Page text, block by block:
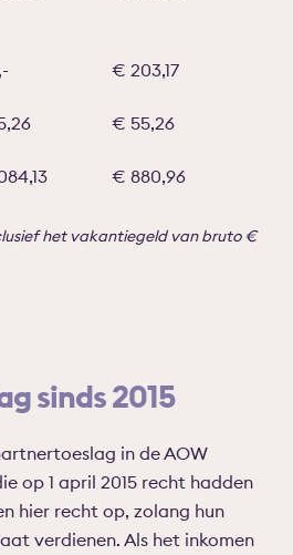
€ 203,17
€ 55,26
€ 880,96
het vakantiegeld van bruto €
sinds 2015
in de AOW
op 1 april 2015 recht hadden
hier recht op, zolang hun
verdienen. Als het inkomen